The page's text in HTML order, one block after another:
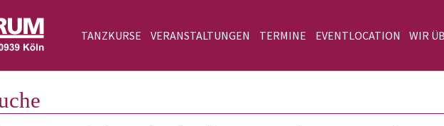
TANZKURSE VERANSTALTUNGEN TERMINE EVENTLOCATION WIR